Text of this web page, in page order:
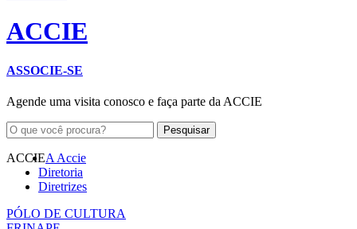
ACCIE
ASSOCIE-SE
Agende uma visita conosco e faça parte da ACCIE
ACCIEA Accie
Diretoria
Diretrizes
PÓLO DE CULTURA